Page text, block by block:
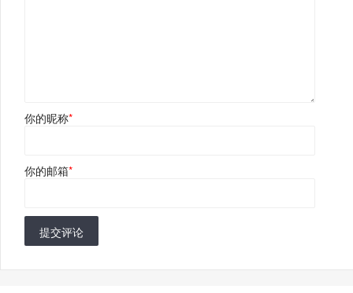
你的昵称*
你的邮箱*
提交评论